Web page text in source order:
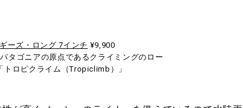
ーズ・ロング 7インチ ¥9,900
タゴニアの原点であるクライミングのロー
トロピクライム（Tropiclimb）」